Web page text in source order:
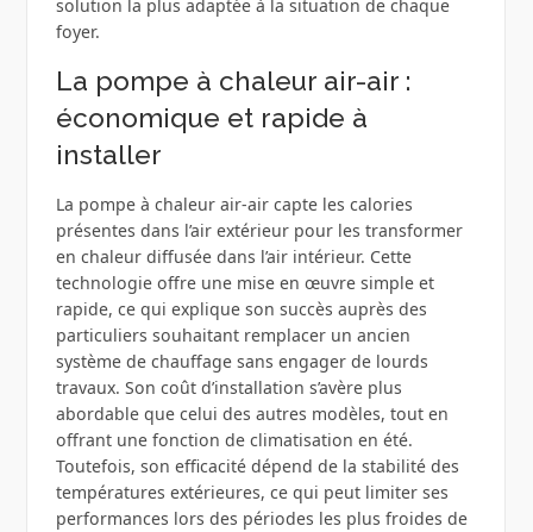
solution la plus adaptée à la situation de chaque
foyer.
La pompe à chaleur air-air :
économique et rapide à
installer
La pompe à chaleur air-air capte les calories
présentes dans l’air extérieur pour les transformer
en chaleur diffusée dans l’air intérieur. Cette
technologie offre une mise en œuvre simple et
rapide, ce qui explique son succès auprès des
particuliers souhaitant remplacer un ancien
système de chauffage sans engager de lourds
travaux. Son coût d’installation s’avère plus
abordable que celui des autres modèles, tout en
offrant une fonction de climatisation en été.
Toutefois, son efficacité dépend de la stabilité des
températures extérieures, ce qui peut limiter ses
performances lors des périodes les plus froides de